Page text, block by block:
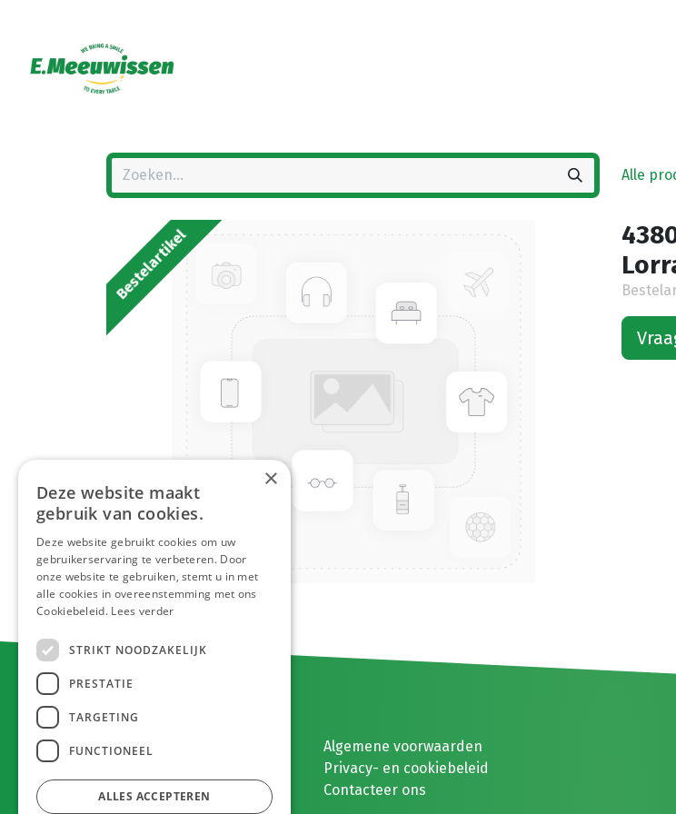
Alle
Bestelartikel
E. MEEUWISSEN BV
Gaston Eyskenslaan 2
3900 Pelt, België
Algemene voorwaarden
Privacy- en cookiebeleid
Contacteer ons
×
Deze website maakt
gebruik van cookies.
Deze website gebruikt cookies om uw
gebruikerservaring te verbeteren. Door
onze website te gebruiken, stemt u in met
alle cookies in overeenstemming met ons
Cookiebeleid. Lees verder
STRIKT NOODZAKELIJK
PRESTATIE
TARGETING
FUNCTIONEEL
ALLES ACCEPTEREN